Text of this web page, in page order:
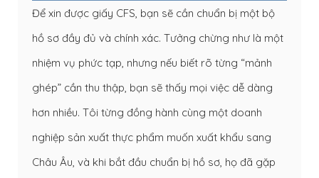
Để xin được giấy CFS, bạn sẽ cần chuẩn bị một bộ
hồ sơ đầy đủ và chính xác. Tưởng chừng như là một
nhiệm vụ phức tạp, nhưng nếu biết rõ từng “mảnh
ghép” cần thu thập, bạn sẽ thấy mọi việc dễ dàng
hơn nhiều. Tôi từng đồng hành cùng một doanh
nghiệp sản xuất thực phẩm muốn xuất khẩu sang
Châu Âu, và khi bắt đầu chuẩn bị hồ sơ, họ đã gặp